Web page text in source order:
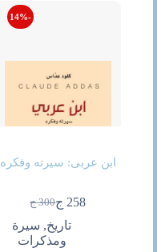
-14%
ابن عربى: سيرته وفكره
300 ج
السعر
الأصلي
هو:
258 جالسعر
الحالي
هو:
تاريخ, سيرة
ومذكرات